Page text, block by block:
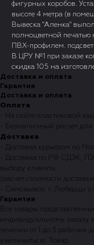
фигурных коробов.
высоте 4 метра (в
Вывеска "Аленка"
полноцветной
ПВХ-профилем.
В ЦРУ №1 при заказе
скидка 105 на
Доставка и оплата
Гарантия
Доставка и оплата
Оплата
- На сайте пластиковой
- Безналичный расчет
Доставка
- Доставка курьером по
- Доставка по РФ СДЭК,
выбору клиента
(расчет стоимости
- Самовывоз: г. Люберцы
Гарантия
Все товары
индивидуальному заказу в
течении от 1 до 3 рабочих
увеличиться). Товар